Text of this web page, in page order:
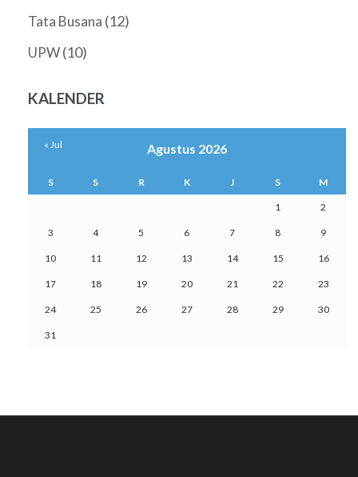
Tata Busana (12)
UPW(10)
KALENDER
Agustus 2026
S S R K J S M
1 2
3 4 5 6 7 8 9
10 11 12 13 14 15 16
17 18 19 20 21 22 23
24 25 26 27 28 29 30
31
« Jul